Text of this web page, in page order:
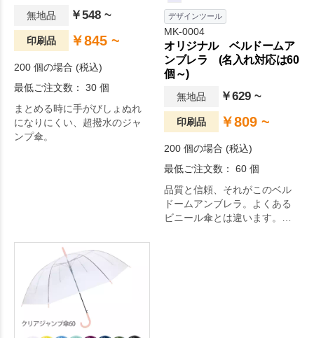
無地品 ￥548 ~
印刷品 ￥845 ~
200 個の場合 (税込)
最低ご注文数： 30 個
まとめる時に手がびしょぬれ
になりにくい、超撥水のジャ
ンプ傘。
デザインツール
MK-0004
オリジナル ベルドームア
ンブレラ (名入れ対応は60
個～)
無地品 ￥629 ~
印刷品 ￥809 ~
200 個の場合 (税込)
最低ご注文数： 60 個
品質と信頼、それがこのベル
ドームアンブレラ。よくある
ビニール傘とは違います。髪